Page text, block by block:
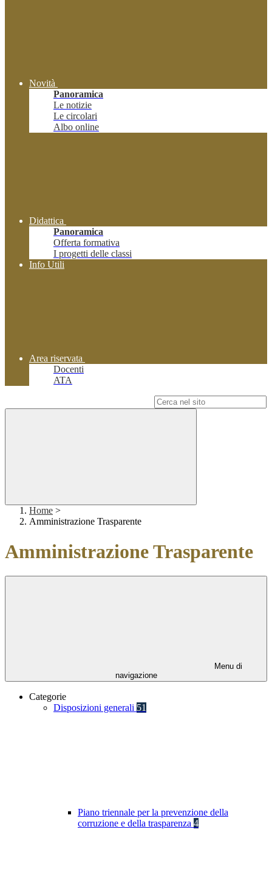
Novità
Panoramica
Le notizie
Le circolari
Albo online
Didattica
Panoramica
Offerta formativa
I progetti delle classi
Info Utili
Area riservata
Docenti
ATA
Home >
Amministrazione Trasparente
Amministrazione Trasparente
Menu di
navigazione
Categorie
Disposizioni generali 51
Piano triennale per la prevenzione della
corruzione e della trasparenza 4